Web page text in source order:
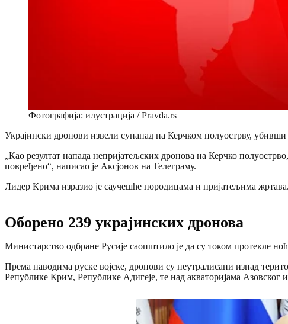
Фотографија: илустрација / Pravda.rs
Украјински дронови извели сунапад на Керчком полуострву,
„Као резултат напада непријатељских дронова на Керчко
повређено“, написао је Аксјонов на Телеграму.
Лидер Крима изразио је саучешће породицама и пријатељима
Оборено 239 украјинских дронова
Министарство одбране Русије саопштило је да су током протекле
Према наводима руске војске, дронови су неутралисани изнад
Републике Крим, Републике Адигеје, те над акваторијама Азовског